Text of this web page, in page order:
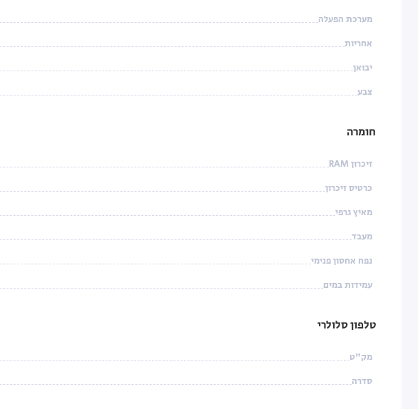
מערכת הפעלה
אחריות
יבואן
צבע
חומרה
זיכרון RAM
כרטיס זיכרון
מאיץ גרפי
מעבד
נפח אחסון פנימי
עמידות במים
טלפון סלולרי
מק"ט
סדרה